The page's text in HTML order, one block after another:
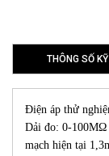
THÔNG SỐ
Điện áp thử
Dải đo: 0-
mạch hiện tại